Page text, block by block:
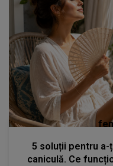
5 soluții pentru
caniculă. Ce